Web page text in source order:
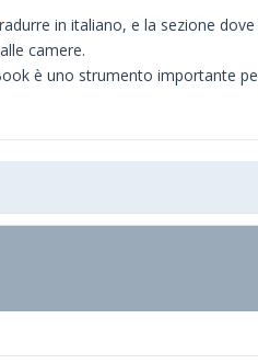
in italiano, e la sezione
camere.
è uno strumento importante